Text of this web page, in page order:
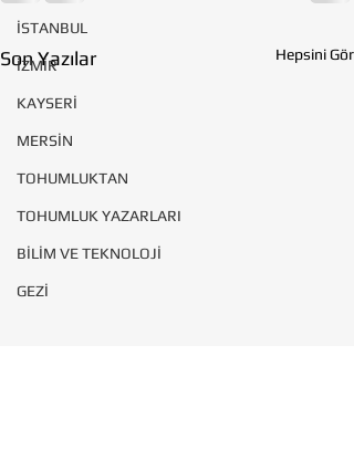
İSTANBUL
İZMİR
KAYSERİ
MERSİN
TOHUMLUKTAN
TOHUMLUK YAZARLARI
BİLİM VE TEKNOLOJİ
GEZİ
Son Yazılar Hepsini Gör